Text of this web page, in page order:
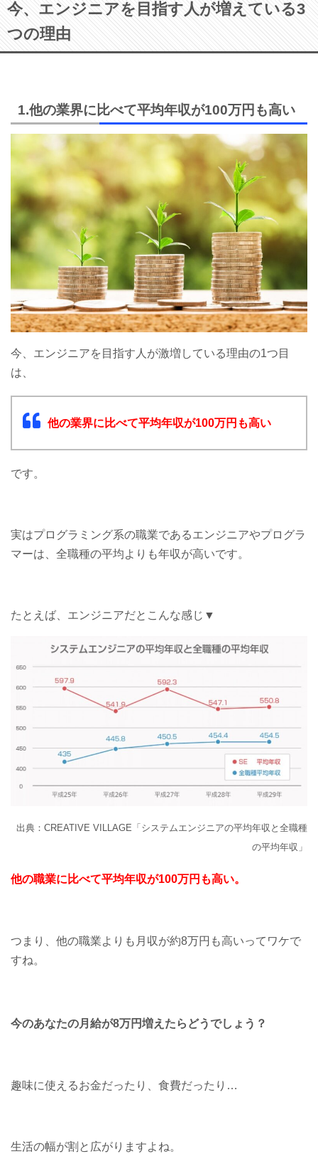
今、エンジニアを目指す人が増えている3
つの理由
1.他の業界に比べて平均年収が100万円も高い
今、エンジニアを目指す人が激増している理由の1つ目
は、
他の業界に比べて平均年収が100万円も高い
です。
実はプログラミング系の職業であるエンジニアやプログラ
マーは、全職種の平均よりも年収が高いです。
たとえば、エンジニアだとこんな感じ▼
出典：CREATIVE VILLAGE「システムエンジニアの平均年収と全職種
の平均年収」
他の職業に比べて平均年収が100万円も高い。
つまり、他の職業よりも月収が約8万円も高いってワケで
すね。
今のあなたの月給が8万円増えたらどうでしょう？
趣味に使えるお金だったり、食費だったり…
生活の幅が割と広がりますよね。